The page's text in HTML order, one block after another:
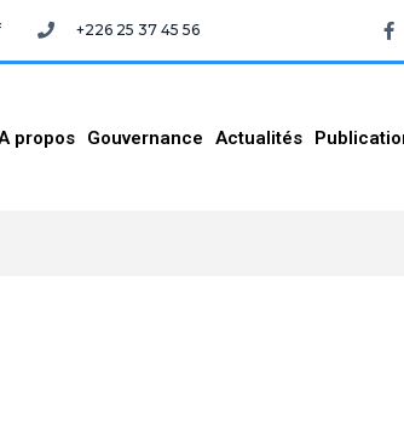
+226 25 37 45 56
propos Gouvernance Actualités